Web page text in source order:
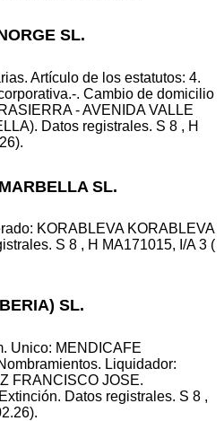
SL.
Artículo de los estatutos: 4.
. Cambio de domicilio
- AVENIDA VALLE
Datos registrales. S 8 , H
SL.
KORABLEVA KORABLEVA
S 8 , H MA171015, I/A 3 (
SL.
Unico: MENDICAFE
Liquidador:
FRANCISCO JOSE.
Datos registrales. S 8 ,